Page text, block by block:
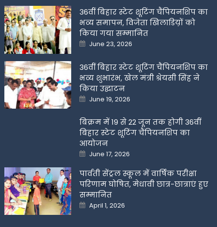
36वीं बिहार स्टेट शूटिंग चैंपियनशिप का
भव्य समापन, विजेता खिलाडिय़ों को
किया गया सम्मानित
Posted
on
June 23, 2026
36वीं बिहार स्टेट शूटिंग चैंपियनशिप का
भव्य शुभारंभ, खेल मंत्री श्रेयसी सिंह ने
किया उद्घाटन
Posted
on
June 19, 2026
बिक्रम में 19 से 22 जून तक होगी 36वीं
बिहार स्टेट शूटिंग चैंपियनशिप का
आयोजन
Posted
on
June 17, 2026
पार्वती सेंट्रल स्कूल में वार्षिक परीक्षा
परिणाम घोषित, मेधावी छात्र-छात्राएं हुए
सम्मानित
Posted
on
April 1, 2026